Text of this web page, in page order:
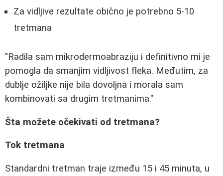
Za vidljive rezultate obično je potrebno 5-10
tretmana
"Radila sam mikrodermoabraziju i definitivno mi je
pomogla da smanjim vidljivost fleka. Međutim, za
dublje ožiljke nije bila dovoljna i morala sam
kombinovati sa drugim tretmanima."
Šta možete očekivati od tretmana?
Tok tretmana
Standardni tretman traje između 15 i 45 minuta, u